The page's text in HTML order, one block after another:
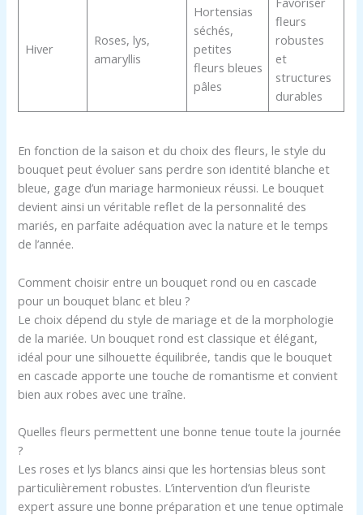
Hiver
Roses, lys,
amaryllis
Hortensias
séchés,
petites
fleurs bleues
pâles
fleurs
robustes
et
structures
durables
En fonction de la saison et du choix des fleurs, le style du
bouquet peut évoluer sans perdre son identité blanche et
bleue, gage d’un mariage harmonieux réussi. Le bouquet
devient ainsi un véritable reflet de la personnalité des
mariés, en parfaite adéquation avec la nature et le temps
de l’année.
Comment choisir entre un bouquet rond ou en cascade
pour un bouquet blanc et bleu ?
Le choix dépend du style de mariage et de la morphologie
de la mariée. Un bouquet rond est classique et élégant,
idéal pour une silhouette équilibrée, tandis que le bouquet
en cascade apporte une touche de romantisme et convient
bien aux robes avec une traîne.
Quelles fleurs permettent une bonne tenue toute la journée
?
Les roses et lys blancs ainsi que les hortensias bleus sont
particulièrement robustes. L’intervention d’un fleuriste
expert assure une bonne préparation et une tenue optimale